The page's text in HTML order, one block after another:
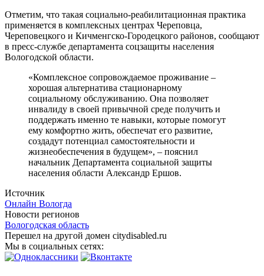
Отметим, что такая социально-реабилитационная практика
применяется в комплексных центрах Череповца,
Череповецкого и Кичменгско-Городецкого районов, сообщают
в пресс-службе департамента соцзащиты населения
Вологодской области.
«Комплексное сопровождаемое проживание –
хорошая альтернатива стационарному
социальному обслуживанию. Она позволяет
инвалиду в своей привычной среде получить и
поддержать именно те навыки, которые помогут
ему комфортно жить, обеспечат его развитие,
создадут потенциал самостоятельности и
жизнеобеспечения в будущем», – пояснил
начальник Департамента социальной защиты
населения области Александр Ершов.
Источник
Онлайн Вологда
Новости регионов
Вологодская область
Перешел на другой домен citydisabled.ru
Мы в социальных сетях: